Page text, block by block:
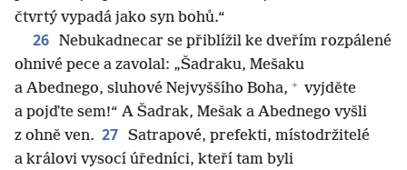
čtvrtý vypadá jako syn bohů.“
26 Nebukadnecar se přiblížil ke dveřím rozpálené
ohnivé pece a zavolal: „Šadraku, Mešaku
a Abednego, sluhové Nejvyššího Boha, + vyjděte
a pojďte sem!“ A Šadrak, Mešak a Abednego vyšli
z ohně ven. 27 Satrapové, prefekti, místodržitelé
a královi vysocí úředníci, kteří tam byli